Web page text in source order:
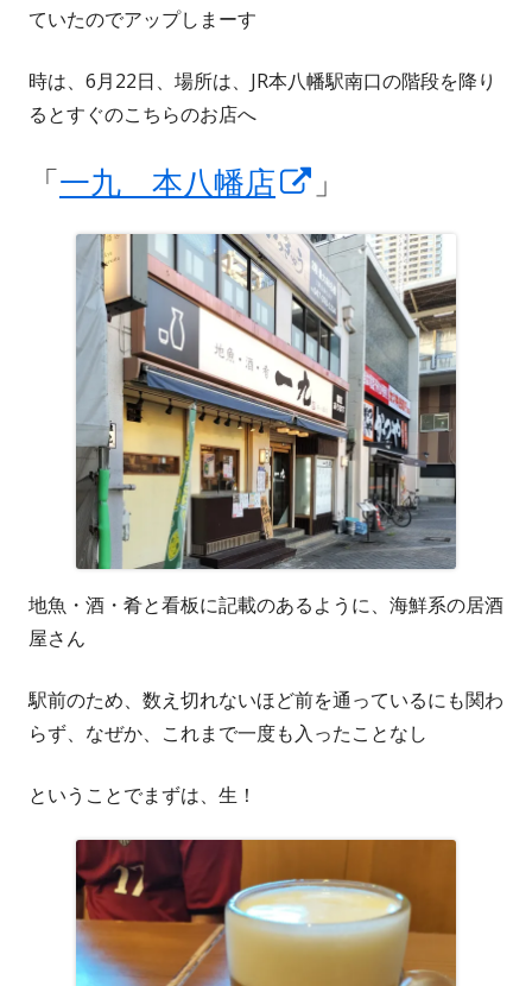
ていたのでアップしまーす
時は、6月22日、場所は、JR本八幡駅南口の階段を降り
るとすぐのこちらのお店へ
「一九 本八幡店
新
し
い
ウ
ィ
ン
ド
ウ
で
開
ま
す
」
地魚・酒・肴と看板に記載のあるように、海鮮系の居酒
屋さん
駅前のため、数え切れないほど前を通っているにも関わ
らず、なぜか、これまで一度も入ったことなし
ということでまずは、生！